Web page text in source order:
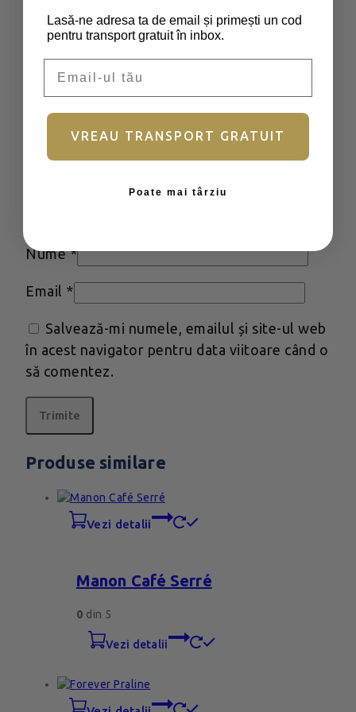
Evaluarea ta*
Recenzia ta*
Nume*
Email *
Salvează-mi numele, emailul și site-ul web
în acest navigator pentru data viitoare când o
să comentez.
Produse similare
vezi detalii
Manon Café Serré
0 din 5
vezi detalii
Parolă *Obligatoriu
Ține-mă minte
Nu aveți încă un cont?Înscrieți
Lasă-ne adresa ta de email și primești un cod
pentru transport gratuit în inbox.
VREAU TRANSPORT GRATUIT
Poate mai târziu